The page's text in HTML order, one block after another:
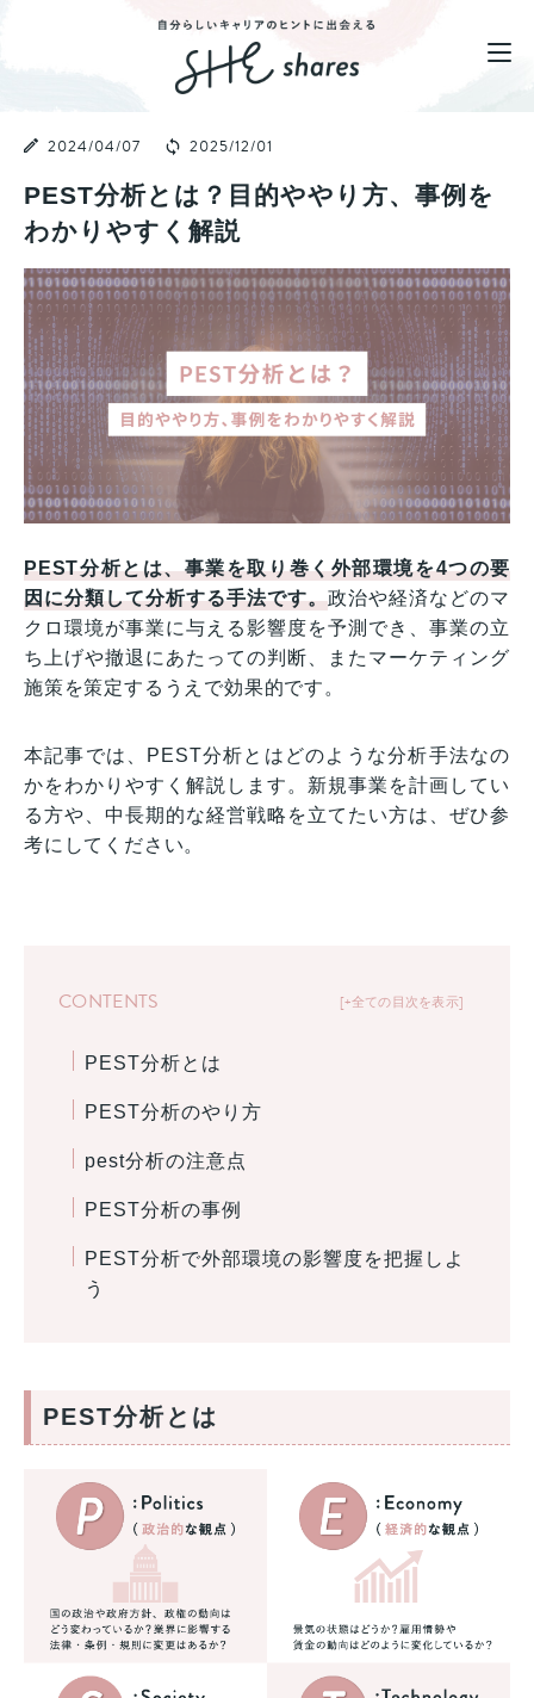
2024/04/07 2025/12/01
PEST分析とは？目的ややり方、事例を
わかりやすく解説
PEST分析とは、事業を取り巻く外部環境を4つの要
因に分類して分析する手法です。政治や経済などのマ
クロ環境が事業に与える影響度を予測でき、事業の立
ち上げや撤退にあたっての判断、またマーケティング
施策を策定するうえで効果的です。
本記事では、PEST分析とはどのような分析手法なの
かをわかりやすく解説します。新規事業を計画してい
る方や、中長期的な経営戦略を立てたい方は、ぜひ参
考にしてください。
+全ての目次を表示
CONTENTS
PEST分析とは
PEST分析のやり方
pest分析の注意点
PEST分析の事例
PEST分析で外部環境の影響度を把握しよ
う
PEST分析とは